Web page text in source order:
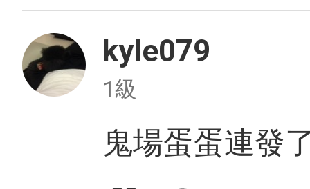
kyle079
1級
鬼場蛋蛋連發